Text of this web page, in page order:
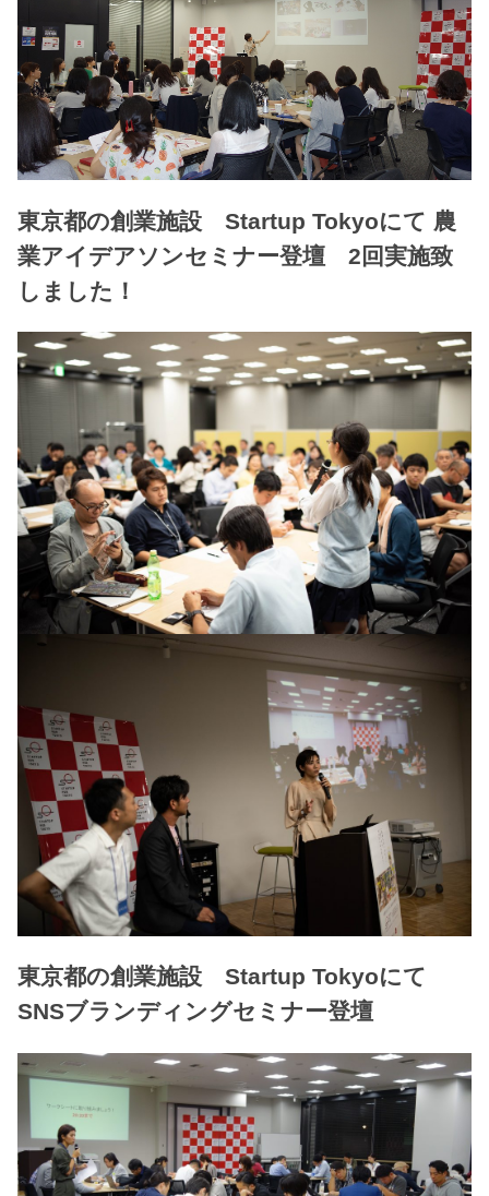
東京都の創業施設 Startup Tokyoにて 農
業アイデアソンセミナー登壇 2回実施致
しました！
東京都の創業施設 Startup Tokyoにて
SNSブランディングセミナー登壇